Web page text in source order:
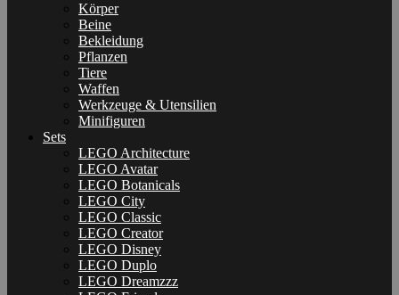
Körper
Beine
Bekleidung
Pflanzen
Tiere
Waffen
Werkzeuge & Utensilien
Minifiguren
Sets
LEGO Architecture
LEGO Avatar
LEGO Botanicals
LEGO City
LEGO Classic
LEGO Creator
LEGO Disney
LEGO Duplo
LEGO Dreamzzz